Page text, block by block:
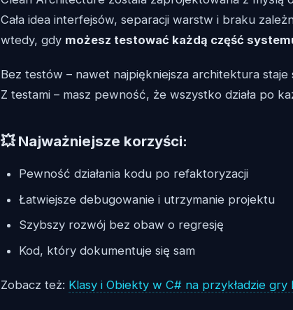
Cała idea interfejsów, separacji warstw i braku
wtedy, gdy możesz testować każdą część
Bez testów – nawet najpiękniejsza architektura staje
Z testami – masz pewność, że wszystko działa po
💥 Najważniejsze korzyści:
Pewność działania kodu po refaktoryzacji
Łatwiejsze debugowanie i utrzymanie projektu
Szybszy rozwój bez obaw o regresję
Kod, który dokumentuje się sam
Zobacz też: Klasy i Obiekty w C# na przykładzie gry